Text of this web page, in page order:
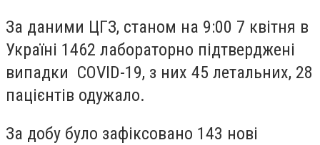
За даними ЦГЗ, станом на 9:00 7 квітня в
Україні 1462 лабораторно підтверджені
випадки COVID-19, з них 45 летальних, 28
пацієнтів одужало.
За добу було зафіксовано 143 нові